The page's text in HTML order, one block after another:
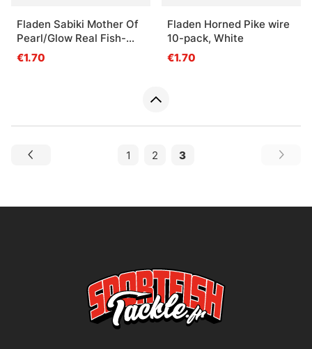
Fladen Sabiki Mother Of
Pearl/Glow Real Fish-
Skin
€1.70
Fladen Horned Pike wire
10-pack, White
€1.70
1 2 3